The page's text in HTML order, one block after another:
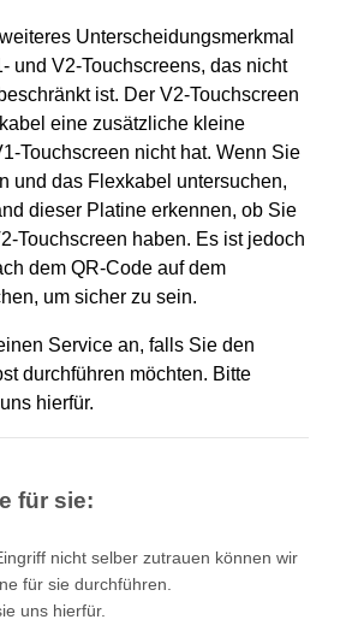
Unterscheidungsmerkmal
und V2-Touchscreens, das nicht
ist. Der V2-Touchscreen
eine zusätzliche kleine
Touchscreen nicht hat. Wenn Sie
und das Flexkabel untersuchen,
dieser Platine erkennen, ob Sie
Touchscreen haben. Es ist jedoch
dem QR-Code auf dem
um sicher zu sein.
Service an, falls Sie den
durchführen möchten. Bitte
hierfür.
für sie:
nicht selber zutrauen können wir
für sie durchführen.
uns hierfür.